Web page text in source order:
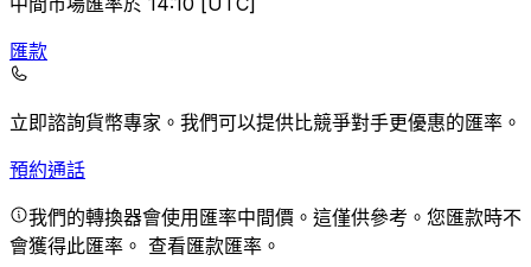
匯款
立即諮詢貨幣專家。 我們可以提供比競爭對手更優惠的匯率。
預約通話
我們的轉換器會使用匯率中間價。這僅供參考。您匯款時不
會獲得此匯率。 查看匯款匯率。